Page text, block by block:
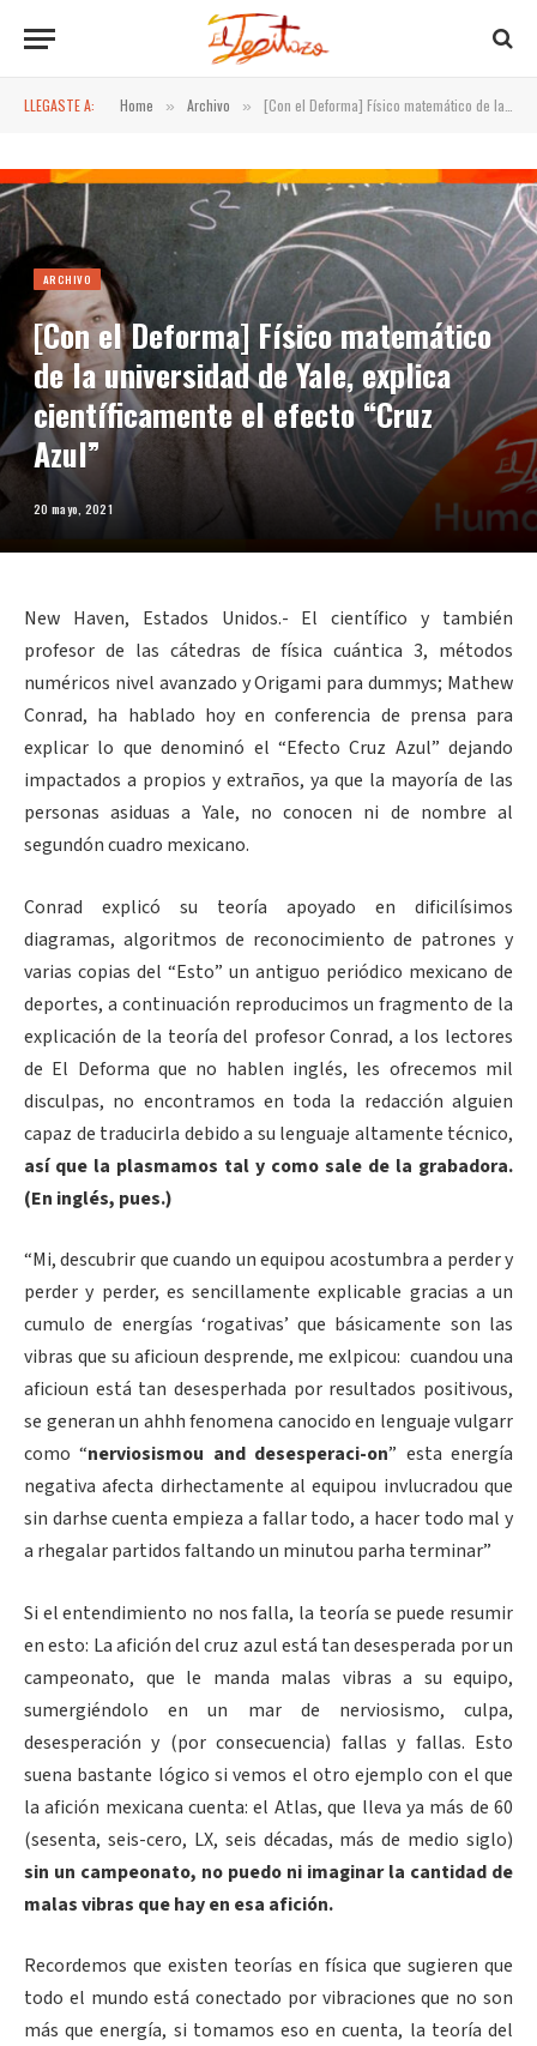
LLEGASTE A: Home » Archivo » [Con el Deforma] Físico matemático de la universidad de Yale, explica científicamente el efecto “Cruz Azul”
ARCHIVO
[Con el Deforma] Físico matemático
de la universidad de Yale, explica
científicamente el efecto “Cruz
Azul”
20 mayo, 2021
New Haven, Estados Unidos.- El científico y también
profesor de las cátedras de física cuántica 3, métodos
numéricos nivel avanzado y Origami para dummys; Mathew
Conrad, ha hablado hoy en conferencia de prensa para
explicar lo que denominó el “Efecto Cruz Azul” dejando
impactados a propios y extraños, ya que la mayoría de las
personas asiduas a Yale, no conocen ni de nombre al
segundón cuadro mexicano.
Conrad explicó su teoría apoyado en dificilísimos
diagramas, algoritmos de reconocimiento de patrones y
varias copias del “Esto” un antiguo periódico mexicano de
deportes, a continuación reproducimos un fragmento de la
explicación de la teoría del profesor Conrad, a los lectores
de El Deforma que no hablen inglés, les ofrecemos mil
disculpas, no encontramos en toda la redacción alguien
capaz de traducirla debido a su lenguaje altamente técnico,
así que la plasmamos tal y como sale de la grabadora.
(En inglés, pues.)
“Mi, descubrir que cuando un equipou acostumbra a perder y
perder y perder, es sencillamente explicable gracias a un
cumulo de energías ‘rogativas’ que básicamente son las
vibras que su aficioun desprende, me exlpicou: cuandou una
aficioun está tan desesperhada por resultados positivous,
se generan un ahhh fenomena canocido en lenguaje vulgarr
como “nerviosismou and desesperaci-on” esta energía
negativa afecta dirhectamente al equipou invlucradou que
sin darhse cuenta empieza a fallar todo, a hacer todo mal y
a rhegalar partidos faltando un minutou parha terminar”
Si el entendimiento no nos falla, la teoría se puede resumir
en esto: La afición del cruz azul está tan desesperada por un
campeonato, que le manda malas vibras a su equipo,
sumergiéndolo en un mar de nerviosismo, culpa,
desesperación y (por consecuencia) fallas y fallas. Esto
suena bastante lógico si vemos el otro ejemplo con el que
la afición mexicana cuenta: el Atlas, que lleva ya más de 60
(sesenta, seis-cero, LX, seis décadas, más de medio siglo)
sin un campeonato, no puedo ni imaginar la cantidad de
malas vibras que hay en esa afición.
Recordemos que existen teorías en física que sugieren que
todo el mundo está conectado por vibraciones que no son
más que energía, si tomamos eso en cuenta, la teoría del